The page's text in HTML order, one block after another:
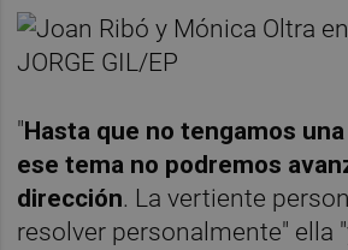
"Hasta que no tengamos
ese tema no podremos
dirección. La vertiente
resolver personalmente" ella